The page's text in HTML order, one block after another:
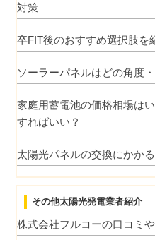
対策
卒FIT後のおすすめ選択肢を
ソーラーパネルはどの角度
家庭用蓄電池の価格相場は
すればいい？
太陽光パネルの交換にかか
その他太陽光発電業者紹介
株式会社フルコーの口コミや